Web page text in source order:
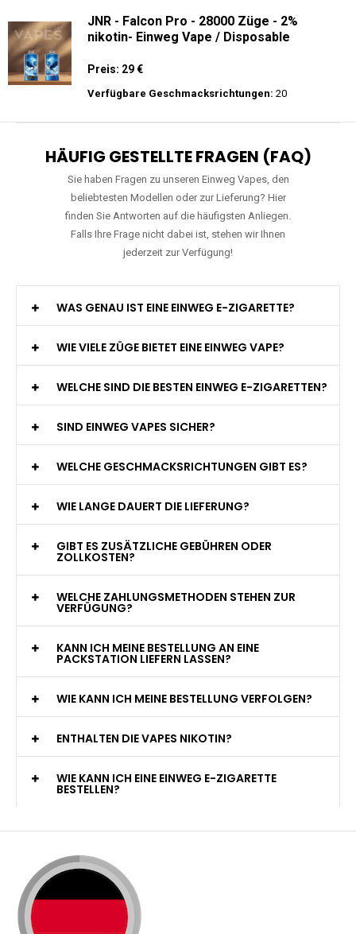
JNR - Falcon Pro - 28000 Züge - 2%
nikotin- Einweg Vape / Disposable
Preis: 29 €
Verfügbare Geschmacksrichtungen: 20
HÄUFIG GESTELLTE FRAGEN (FAQ)
Sie haben Fragen zu unseren Einweg Vapes, den
beliebtesten Modellen oder zur Lieferung? Hier
finden Sie Antworten auf die häufigsten Anliegen.
Falls Ihre Frage nicht dabei ist, stehen wir Ihnen
jederzeit zur Verfügung!
WAS GENAU IST EINE EINWEG E-ZIGARETTE?
WIE VIELE ZÜGE BIETET EINE EINWEG VAPE?
WELCHE SIND DIE BESTEN EINWEG E-ZIGARETTEN?
SIND EINWEG VAPES SICHER?
WELCHE GESCHMACKSRICHTUNGEN GIBT ES?
WIE LANGE DAUERT DIE LIEFERUNG?
GIBT ES ZUSÄTZLICHE GEBÜHREN ODER
ZOLLKOSTEN?
WELCHE ZAHLUNGSMETHODEN STEHEN ZUR
VERFÜGUNG?
KANN ICH MEINE BESTELLUNG AN EINE
PACKSTATION LIEFERN LASSEN?
WIE KANN ICH MEINE BESTELLUNG VERFOLGEN?
ENTHALTEN DIE VAPES NIKOTIN?
WIE KANN ICH EINE EINWEG E-ZIGARETTE
BESTELLEN?